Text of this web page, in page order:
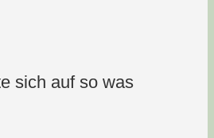
sich auf so was